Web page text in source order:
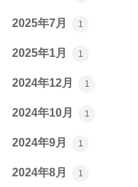
2025年7月 1
2025年1月 1
2024年12月 1
2024年10月 1
2024年9月 1
2024年8月 1